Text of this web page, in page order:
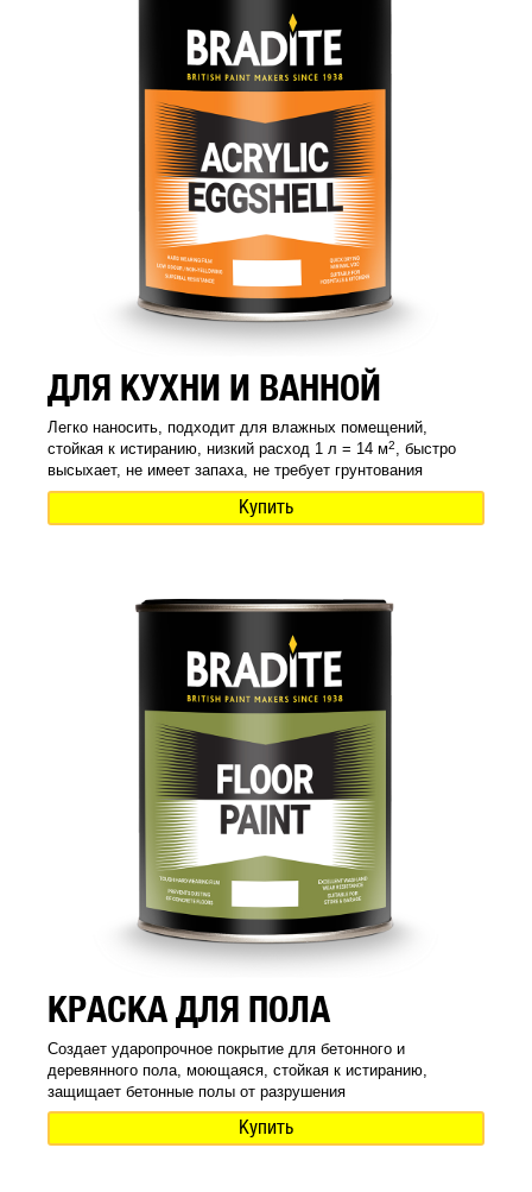
ДЛЯ КУХНИ И ВАННОЙ
Легко наносить, подходит для влажных помещений,
стойкая к истиранию, низкий расход 1 л = 14 м2, быстро
высыхает, не имеет запаха, не требует грунтования
Купить
КРАСКА ДЛЯ ПОЛА
Создает ударопрочное покрытие для бетонного и
деревянного пола, моющаяся, стойкая к истиранию,
защищает бетонные полы от разрушения
Купить